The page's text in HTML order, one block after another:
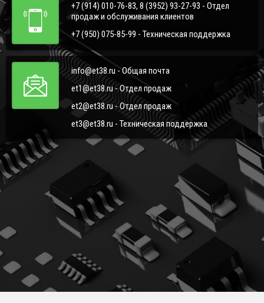
+7 (914) 010-76-83, 8 (3952) 93-27-93 - Отдел
продаж и обслуживания клиентов
+7 (950) 075-85-99 - Техническая поддержка
info@et38.ru - Общая почта
et1@et38.ru - Отдел продаж
et2@et38.ru - Отдел продаж
et3@et38.ru - Техническая поддержка